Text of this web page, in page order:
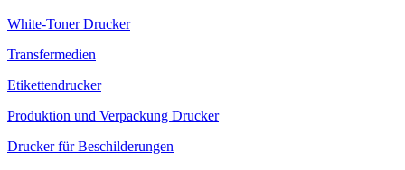
White-Toner Drucker
Transfermedien
Etikettendrucker
Produktion und Verpackung Drucker
Drucker für Beschilderungen